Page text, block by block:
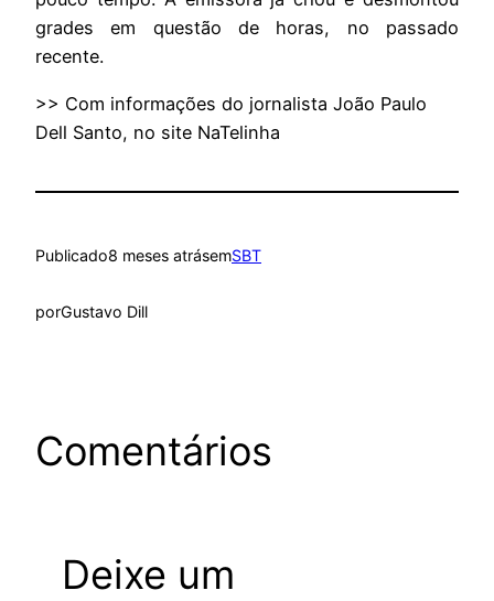
grades em questão de horas, no passado
recente.
>> Com informações do jornalista João Paulo
Dell Santo, no site NaTelinha
Publicado8 meses atrásemSBT
porGustavo Dill
Comentários
Deixe um